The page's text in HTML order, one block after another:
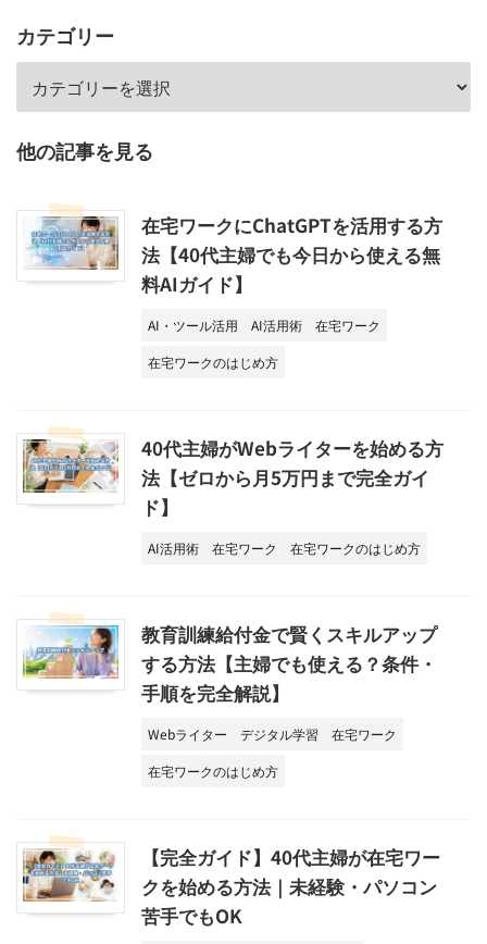
カテゴリー
他の記事を見る
在宅ワークにChatGPTを活用する方
法【40代主婦でも今日から使える無
料AIガイド】
AI・ツール活用 AI活用術
在宅ワーク
在宅ワークのはじめ方
40代主婦がWebライターを始める方
法【ゼロから月5万円まで完全ガイ
ド】
AI活用術 在宅ワーク 在宅ワークのはじめ方
教育訓練給付金で賢くスキルアップ
する方法【主婦でも使える？条件・
手順を完全解説】
Webライター デジタル学習
在宅ワーク
在宅ワークのはじめ方
【完全ガイド】40代主婦が在宅ワー
クを始める方法｜未経験・パソコン
苦手でもOK